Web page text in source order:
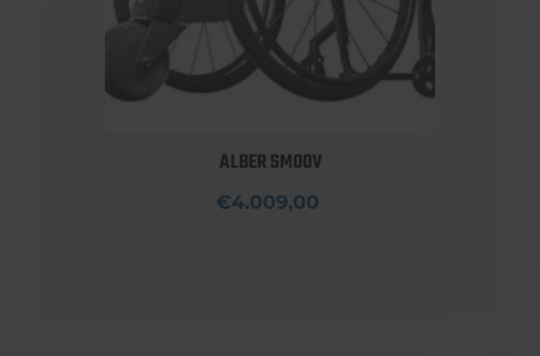
ALBER SMOOV
€4.009,00